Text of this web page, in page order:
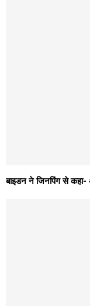
बाइडन ने जिनपिंग से कहा-